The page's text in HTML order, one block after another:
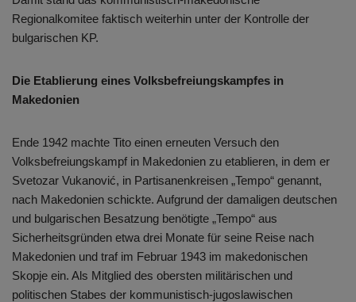
Regionalkomitee faktisch weiterhin unter der Kontrolle der
bulgarischen KP.
Die Etablierung eines Volksbefreiungskampfes in
Makedonien
Ende 1942 machte Tito einen erneuten Versuch den
Volksbefreiungskampf in Makedonien zu etablieren, in dem er
Svetozar Vukanović, in Partisanenkreisen „Tempo“ genannt,
nach Makedonien schickte. Aufgrund der damaligen deutschen
und bulgarischen Besatzung benötigte „Tempo“ aus
Sicherheitsgründen etwa drei Monate für seine Reise nach
Makedonien und traf im Februar 1943 im makedonischen
Skopje ein. Als Mitglied des obersten militärischen und
politischen Stabes der kommunistisch-jugoslawischen